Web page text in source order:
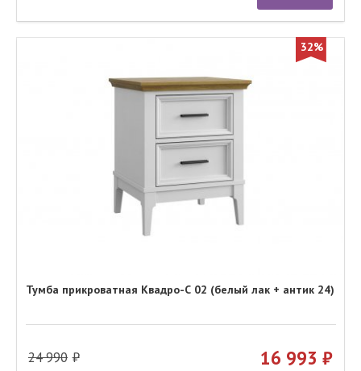
32%
Тумба прикроватная Квадро-С 02 (белый лак + антик 24)
24 990 16 993